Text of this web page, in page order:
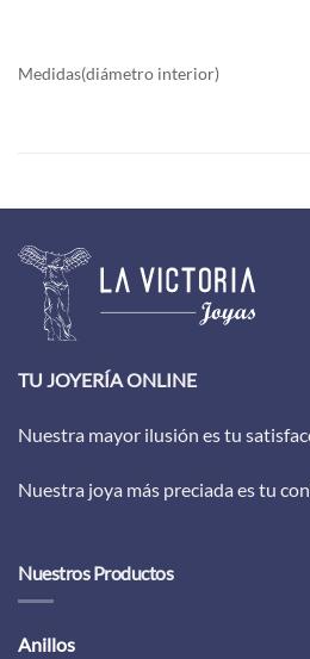
Medidas(diámetro interior)
TU JOYERÍA ONLINE
Nuestra mayor ilusión es tu
Nuestra joya más preciada es tu
Nuestros Productos
Anillos